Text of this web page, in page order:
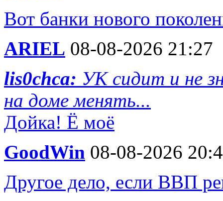
Вот банки нового
ARIEL 08-08-2026 21:27
lis0chca: УК сидит и не
на доме менять...
Дойка! Ё моё
GoodWin 08-08-2026
Другое дело, если ВВП